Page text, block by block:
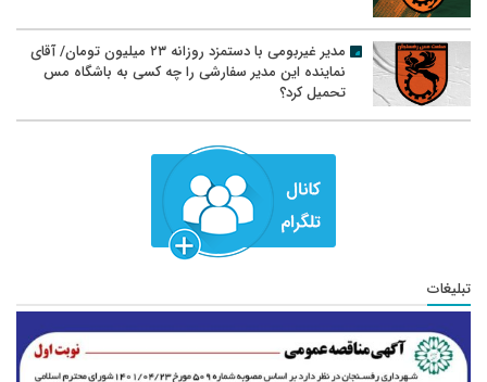
مدیر غیربومی با دستمزد روزانه ۲۳ میلیون تومان/ آقای
نماینده این مدیر سفارشی را چه کسی به باشگاه مس
تحمیل کرد؟
تبلیغات